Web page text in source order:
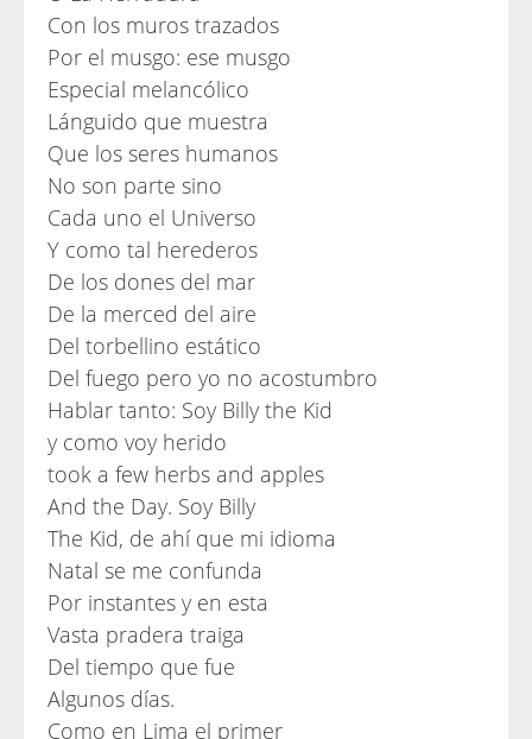
Con los muros trazados
Por el musgo: ese musgo
Especial melancólico
Lánguido que muestra
Que los seres humanos
No son parte sino
Cada uno el Universo
Y como tal herederos
De los dones del mar
De la merced del aire
Del torbellino estático
Del fuego pero yo no acostumbro
Hablar tanto: Soy Billy the Kid
y como voy herido
took a few herbs and apples
And the Day. Soy Billy
The Kid, de ahí que mi idioma
Natal se me confunda
Por instantes y en esta
Vasta pradera traiga
Del tiempo que fue
Algunos días.
Como en Lima el primer